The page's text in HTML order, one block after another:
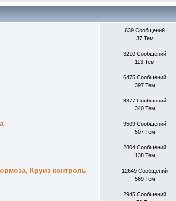
639 Сообщений
37 Тем
3210 Сообщений
113 Тем
6475 Сообщений
397 Тем
8377 Сообщений
340 Тем
9509 Сообщений
507 Тем
2804 Сообщений
138 Тем
Круиз контроль
12649 Сообщений
569 Тем
2945 Сообщений